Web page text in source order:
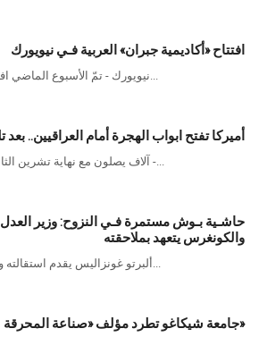
افتتاح «أكاديمية جبران» العربية فـي نيويورك
أميركا تفتح ابواب الهجرة أمام العراقيين.. بعد
4 آلاف يصلون مع نهاية تشرين الثاني (نوفمبر) واشنطن -...
حاشـية بـوش مستمرة فـي النزوح: وزير
والكونغرس يتعهد بملاحقته
جامعة شيكاغو تطرد مؤلف «صناعة المحرقة»